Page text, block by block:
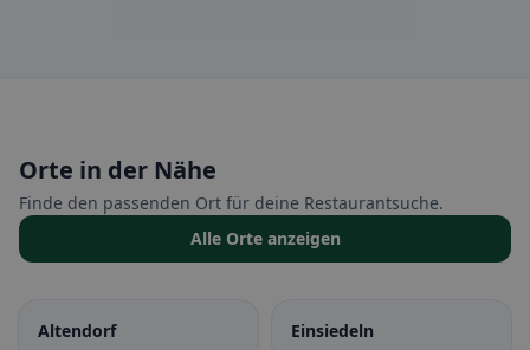
Orte in der Nähe
Finde den passenden Ort für deine Restaurantsuche.
Alle Orte anzeigen
Altendorf Einsiedeln